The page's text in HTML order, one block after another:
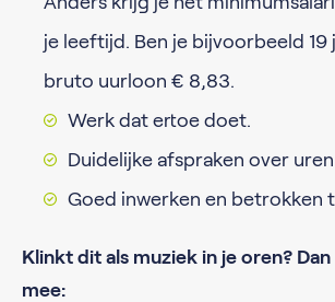
je leeftijd. Ben je bijvoorbeeld 19
bruto uurloon € 8,83.
Werk dat ertoe doet.
Duidelijke afspraken over
Goed inwerken en betrokken
Klinkt dit als muziek in je oren?
mee: